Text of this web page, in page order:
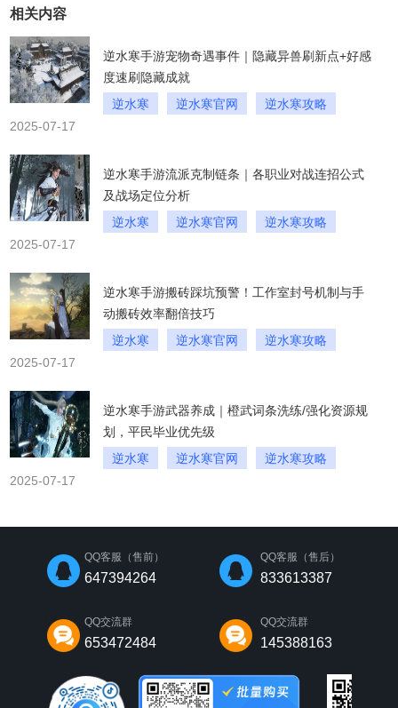
相关内容
逆水寒手游宠物奇遇事件｜隐藏异兽刷新点+好感
度速刷隐藏成就
逆水寒
逆水寒官网
逆水寒攻略
2025-07-17
逆水寒手游流派克制链条｜各职业对战连招公式
及战场定位分析
逆水寒
逆水寒官网
逆水寒攻略
2025-07-17
逆水寒手游搬砖踩坑预警！工作室封号机制与手
动搬砖效率翻倍技巧
逆水寒
逆水寒官网
逆水寒攻略
2025-07-17
逆水寒手游武器养成｜橙武词条洗练/强化资源规
划，平民毕业优先级
逆水寒
逆水寒官网
逆水寒攻略
2025-07-17
QQ客服（售前）
647394264
QQ客服（售后）
833613387
QQ交流群
653472484
QQ交流群
145388163